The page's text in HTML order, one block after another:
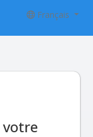
Français
votre